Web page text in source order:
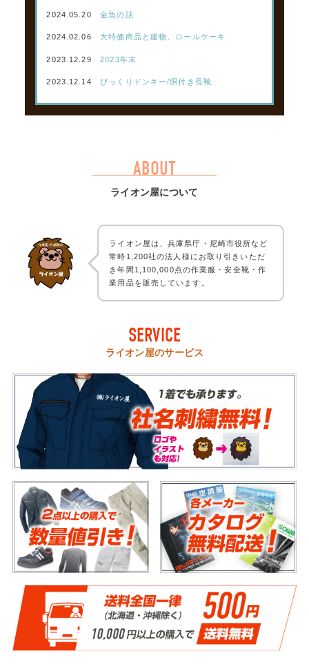
2024.05.20 金魚の話
2024.02.06 大特価商品と建物、ロールケーキ
2023.12.29 2023年末
2023.12.14 びっくりドンキー/胴付き長靴
ABOUT
ライオン屋について
ライオン屋は、兵庫県庁・尼崎市役所など
常時1,200社の法人様にお取り引きいただ
き年間1,100,000点の作業服・安全靴・作
業用品を販売しています。
SERVICE
ライオン屋のサービス